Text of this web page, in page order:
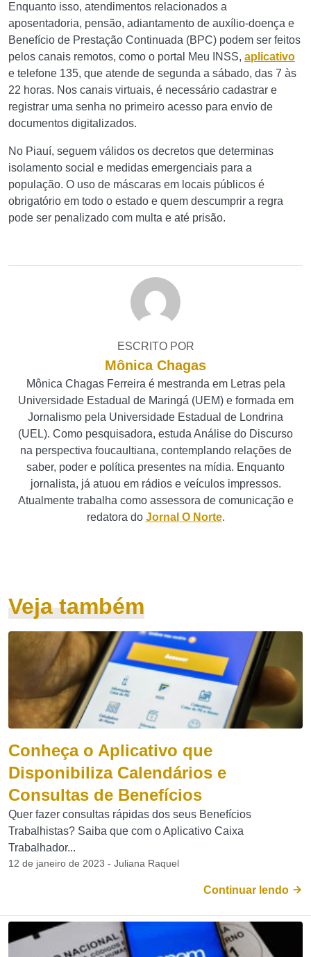
Enquanto isso, atendimentos relacionados a
aposentadoria, pensão, adiantamento de auxílio-doença e
Benefício de Prestação Continuada (BPC) podem ser feitos
pelos canais remotos, como o portal Meu INSS, aplicativo
e telefone 135, que atende de segunda a sábado, das 7 às
22 horas. Nos canais virtuais, é necessário cadastrar e
registrar uma senha no primeiro acesso para envio de
documentos digitalizados.
No Piauí, seguem válidos os decretos que determinas
isolamento social e medidas emergenciais para a
população. O uso de máscaras em locais públicos é
obrigatório em todo o estado e quem descumprir a regra
pode ser penalizado com multa e até prisão.
ESCRITO POR
Mônica Chagas
Mônica Chagas Ferreira é mestranda em Letras pela
Universidade Estadual de Maringá (UEM) e formada em
Jornalismo pela Universidade Estadual de Londrina
(UEL). Como pesquisadora, estuda Análise do Discurso
na perspectiva foucaultiana, contemplando relações de
saber, poder e política presentes na mídia. Enquanto
jornalista, já atuou em rádios e veículos impressos.
Atualmente trabalha como assessora de comunicação e
redatora do Jornal O Norte.
Veja também
Conheça o Aplicativo que
Disponibiliza Calendários e
Consultas de Benefícios
Quer fazer consultas rápidas dos seus Benefícios
Trabalhistas? Saiba que com o Aplicativo Caixa
Trabalhador...
12 de janeiro de 2023 - Juliana Raquel
Continuar lendo